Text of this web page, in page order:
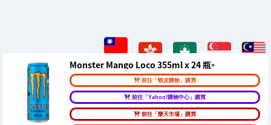
Monster Mango Loco 355ml x 24 瓶。
前往「蝦皮購物」購買
前往「Yahoo!購物中心」購買
前往「樂天市場」購買